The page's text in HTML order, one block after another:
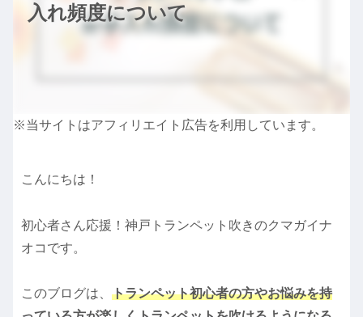
入れ頻度について
※当サイトはアフィリエイト広告を利用しています。
こんにちは！
初心者さん応援！神戸トランペット吹きのクマガイナ
オコです。
このブログは、 トランペット初心者の方やお悩みを持